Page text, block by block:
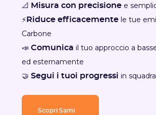
📐 Misura con precisionee
⚡Riduce efficacementele tue
Carbone
📣 Comunica il tuo approccio a
ed esternamente
🤝 Segui i tuoi progressi in
Scopri Sami